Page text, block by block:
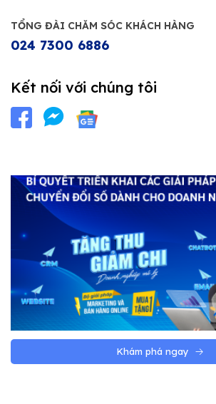
TỔNG ĐÀI CHĂM SÓC KHÁCH HÀNG
024 7300 6886
Kết nối với chúng tôi
Khám phá ngay